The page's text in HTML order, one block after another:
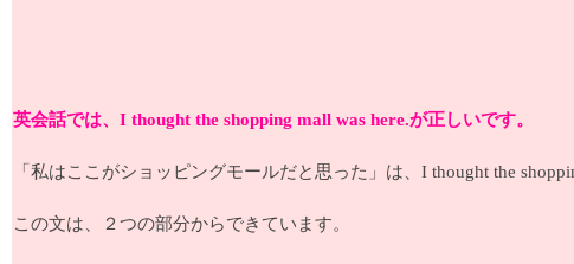
英会話では、I thought the shopping mall was here.が正しいです。
「私はここがショッピングモールだと思った」は、I thought the
この文は、２つの部分からできています。